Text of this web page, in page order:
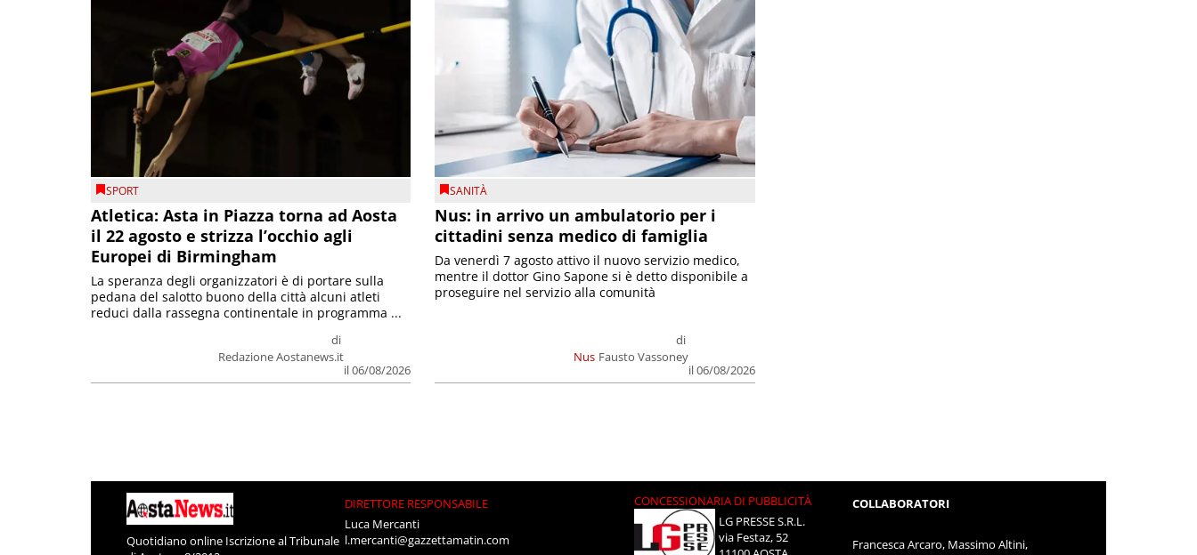
SPORT
Atletica: Asta in Piazza torna ad Aosta
il 22 agosto e strizza l’occhio agli
Europei di Birmingham
di
Redazione Aostanews.it
il 06/08/2026
La speranza degli organizzatori è di portare sulla
pedana del salotto buono della città alcuni atleti
reduci dalla rassegna continentale in programma ...
SANITÀ
Nus: in arrivo un ambulatorio per i
cittadini senza medico di famiglia
Nus
di
Fausto Vassoney
il 06/08/2026
Da venerdì 7 agosto attivo il nuovo servizio medico,
mentre il dottor Gino Sapone si è detto disponibile a
proseguire nel servizio alla comunità
Quotidiano online Iscrizione al Tribunale
DIRETTORE RESPONSABILE
Luca Mercanti
l.mercanti@gazzettamatin.com
CONCESSIONARIA DI PUBBLICITÀ
LG PRESSE S.R.L.
via Festaz, 52
COLLABORATORI
Francesca Arcaro, Massimo Altini,